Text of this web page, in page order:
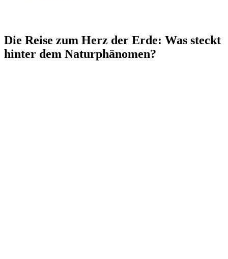
Die Reise zum Herz der Erde: Was steckt
hinter dem Naturphänomen?